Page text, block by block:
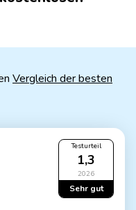
Vergleich der besten
Testurteil
1,3
2026
Sehr gut